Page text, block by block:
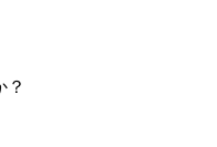
？